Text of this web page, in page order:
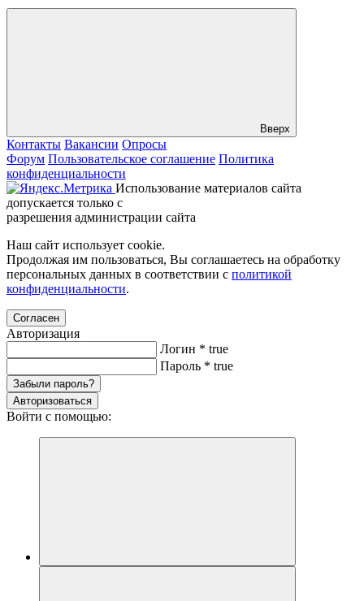
Вверх
Контакты Вакансии Опросы
Форум Пользовательское соглашение Политика
конфиденциальности
Использование материалов сайта
допускается только с
разрешения администрации сайта
Наш сайт использует cookie.
Продолжая им пользоваться, Вы соглашаетесь на обработку
персональных данных в соответствии с политикой
конфиденциальности.
Согласен
Авторизация
Логин * true
Пароль * true
Забыли пароль?
Авторизоваться
Войти с помощью: